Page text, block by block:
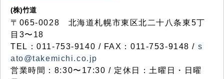
(株)竹道
〒065-0028 北海道札幌市東区北二十八条東5丁
目3〜18
TEL：011-753-9140 / FAX：011-753-9148 / s
ato@takemichi.co.jp
営業時間：8:30〜17:30 / 定休日：土曜日・日曜